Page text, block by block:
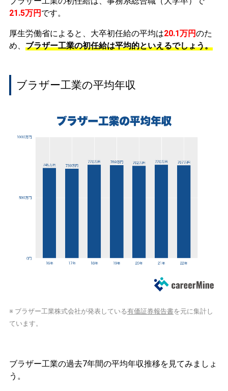
21.5万円 です。
厚生労働省によると、大卒初任給の平均は20.1万円のた
め、 ブラザー工業の初任給は平均的といえるでしょう。
ブラザー工業の平均年収
※ ブラザー工業株式会社が発表している有価証券報告書を元に集計し
ています。
ブラザー工業の過去7年間の平均年収推移を見てみましょ
う。